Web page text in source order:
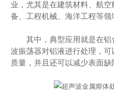
业，尤其是在建筑材料、航
备、工程机械、海洋工程等领
其中，典型应用就是在铝
波振荡器对铝液进行处理，
质量，并且还可以减少表面缺